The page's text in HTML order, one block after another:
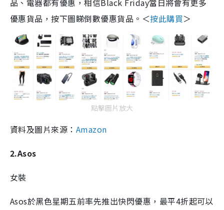
品、電器都有優惠，相信Black Friday當日將會有更多
優惠貨品，按下圖睇倒數優惠貨品。＜按此購買＞
點擊圖片放大
資料及圖片來源： Amazon
2.Asos
女裝
Asos於黑色星期五前率先推出快閃優惠，最平4折起可以